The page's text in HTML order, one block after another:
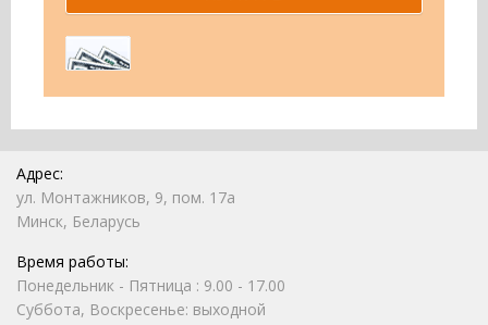
Адрес:
ул. Монтажников, 9, пом. 17а
Минск, Беларусь
Время работы:
Понедельник - Пятница : 9.00 - 17.00
Суббота, Воскресенье: выходной